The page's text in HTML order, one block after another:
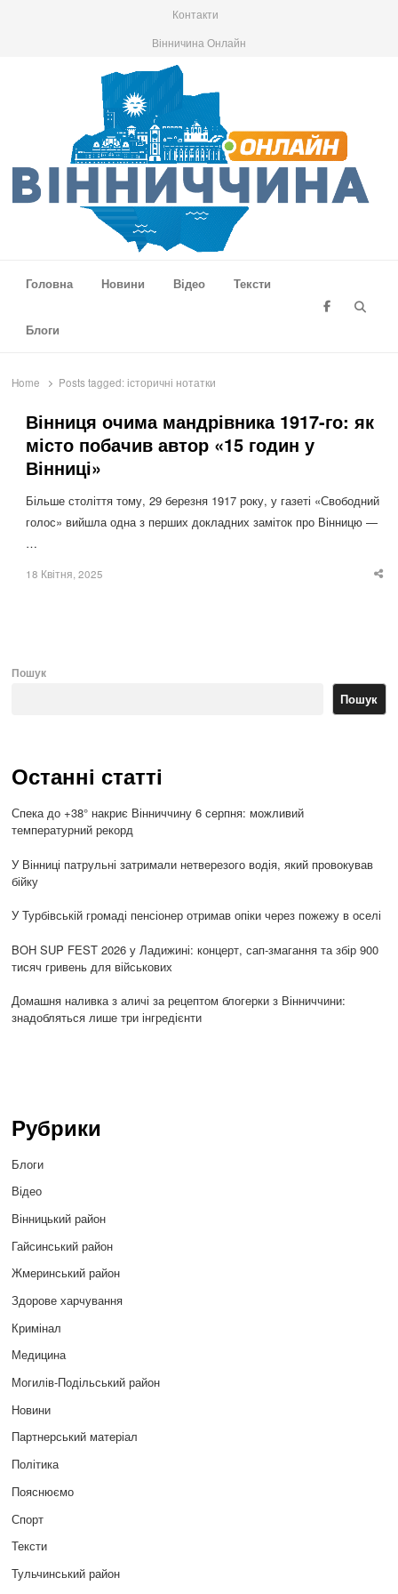
Контакти
Вінничина Онлайн
Головна
Новини Відео Тексти
Блоги
Home Posts tagged: історичні нотатки
Вінниця очима мандрівника 1917-го: як
місто побачив автор «15 годин у
Вінниці»
Більше століття тому, 29 березня 1917 року, у газеті «Свободний
голос» вийшла одна з перших докладних заміток про Вінницю —
…
18 Квітня, 2025
Пошук
Пошук
Останні статті
Спека до +38° накриє Вінниччину 6 серпня: можливий
температурний рекорд
У Вінниці патрульні затримали нетверезого водія, який провокував
бійку
У Турбівській громаді пенсіонер отримав опіки через пожежу в оселі
BOH SUP FEST 2026 у Ладижині: концерт, сап-змагання та збір 900
тисяч гривень для військових
Домашня наливка з аличі за рецептом блогерки з Вінниччини:
знадобляться лише три інгредієнти
Рубрики
Блоги
Відео
Вінницький район
Гайсинський район
Жмеринський район
Здорове харчування
Кримінал
Медицина
Могилів-Подільський район
Новини
Партнерський матеріал
Політика
Пояснюємо
Спорт
Тексти
Тульчинський район